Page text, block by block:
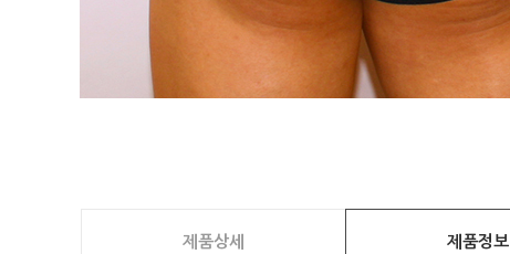
제품상세 제품정보